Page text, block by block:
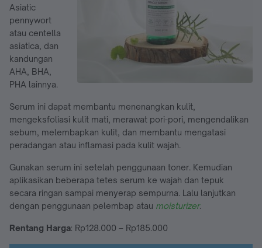
Asiatic
pennywort
atau centella
asiatica, dan
kandungan
AHA, BHA,
PHA lainnya.
Serum ini dapat membantu menenangkan kulit,
mengeksfoliasi kulit mati, merawat pori-pori, mengendalikan
sebum, melembapkan kulit, dan membantu mengatasi
peradangan atau inflamasi pada kulit wajah.
Gunakan serum ini setelah penggunaan toner. Kemudian
aplikasikan beberapa tetes serum ke wajah dan tepuk
secara ringan sampai menyerap sempurna. Lalu lanjutkan
dengan penggunaan pelembap atau moisturizer.
Rentang Harga: Rp128.000 – Rp185.000